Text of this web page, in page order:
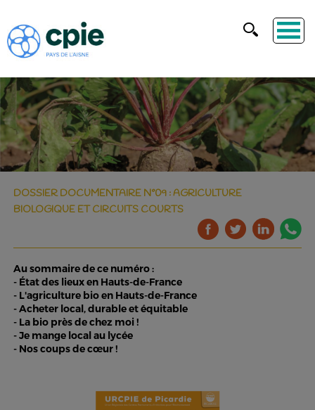
DOSSIER DOCUMENTAIRE N°09 : AGRICULTURE
BIOLOGIQUE ET CIRCUITS COURTS
Au sommaire de ce numéro :
- État des lieux en Hauts-de-France
- L'agriculture bio en Hauts-de-France
- Acheter local, durable et équitable
- La bio près de chez moi !
- Je mange local au lycée
- Nos coups de cœur !